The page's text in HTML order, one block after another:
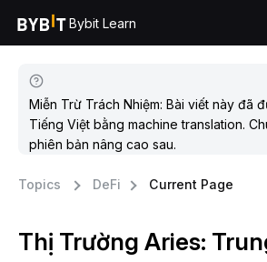
Bybit Learn
Miễn Trừ Trách Nhiệm: Bài viết này đã
Tiếng Việt bằng machine translation.
phiên bản nâng cao sau.
Topics DeFi Current Page
Thị Trường Aries: